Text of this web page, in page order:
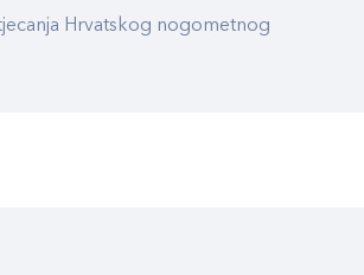
Hrvatskog nogometnog